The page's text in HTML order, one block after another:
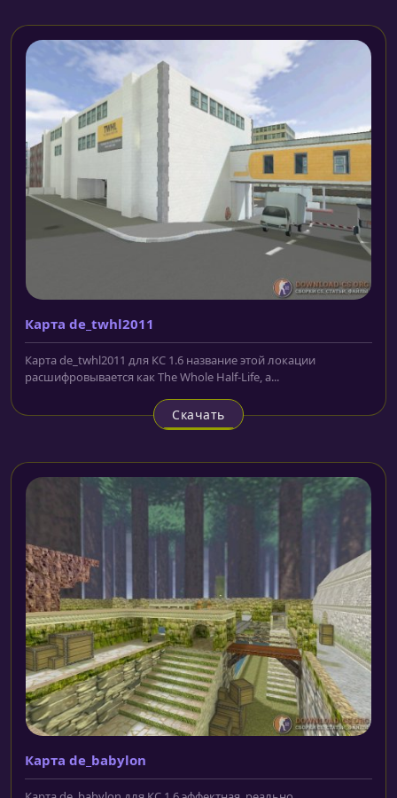
Карта de_twhl2011
Карта de_twhl2011 для КС 1.6 название этой локации
расшифровывается как The Whole Half-Life, а...
Скачать
Карта de_babylon